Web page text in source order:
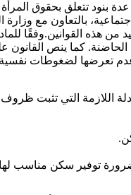
بنود تتعلق بحقوق
بالتعاون مع
كما ينص
تعرضها لضغوطات نفسية
اللازمة التي تثبت
توفير سكن مناسب لها